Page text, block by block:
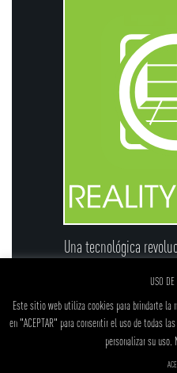
Una tecnológica
USO DE
Este sitio web utiliza cookies para brindarte la
en "ACEPTAR" para consentir el uso de todas
personalizar su uso.